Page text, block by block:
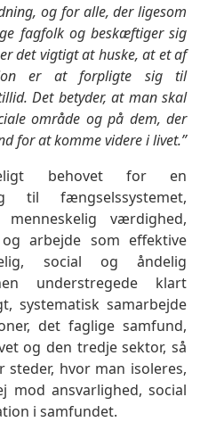
og for alle, der ligesom
fagfolk og beskæftiger sig
det vigtigt at huske, at et af
er at forpligte sig til
Det betyder, at man skal
område og på dem, der
for at komme videre i livet.”
behovet for en
til fængselssystemet,
værdighed,
arbejde som effektive
social og åndelig
understregede klart
systematisk samarbejde
det faglige samfund,
og den tredje sektor, så
hvor man isoleres,
mod ansvarlighed, social
i samfundet.